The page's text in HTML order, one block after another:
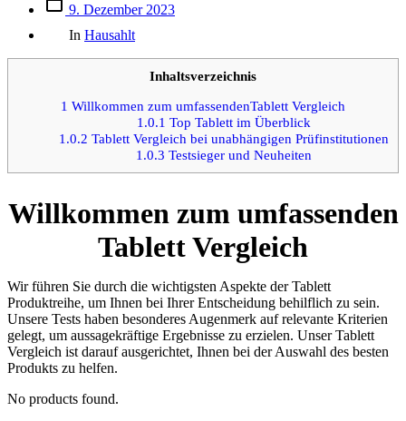
Beitrags
des
Beitrags
9. Dezember 2023
In Hausahlt
Inhaltsverzeichnis
1 Willkommen zum umfassendenTablett Vergleich
1.0.1 Top Tablett im Überblick
1.0.2 Tablett Vergleich bei unabhängigen Prüfinstitutionen
1.0.3 Testsieger und Neuheiten
Willkommen zum umfassenden
Tablett Vergleich
Wir führen Sie durch die wichtigsten Aspekte der Tablett
Produktreihe, um Ihnen bei Ihrer Entscheidung behilflich zu sein.
Unsere Tests haben besonderes Augenmerk auf relevante Kriterien
gelegt, um aussagekräftige Ergebnisse zu erzielen. Unser Tablett
Vergleich ist darauf ausgerichtet, Ihnen bei der Auswahl des besten
Produkts zu helfen.
No products found.